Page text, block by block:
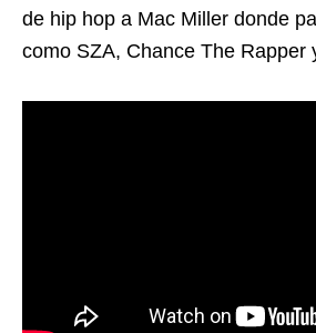
de hip hop a Mac Miller donde
como SZA, Chance The Rapper